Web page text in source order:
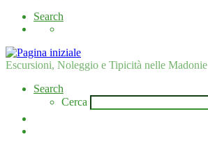
Search
Escursioni, Noleggio e Tipicità nelle Madonie
Search
Cerca